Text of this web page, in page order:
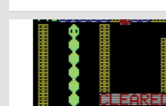
u
l
y